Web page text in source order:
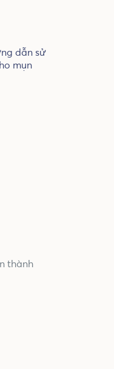
dẫn sử
mụn
thành